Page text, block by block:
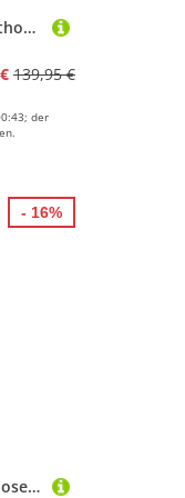
Black Diamond Damen Method S Climbing Schuhe
139,95 €
der
BLACK DIAMOND Herren Hosen lang M DAWN PATROL PANTS
- 16%